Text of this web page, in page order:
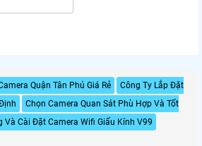
Quận Tân Phú Giá Rẻ
Công Ty Lắp Đặt
Chọn Camera Quan Sát Phù Hợp Và Tốt
Và Cài Đặt Camera Wifi Giấu Kính V99